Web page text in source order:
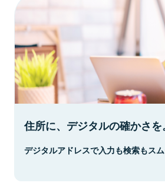
住所に、デジタルの確かさを
デジタルアドレスで入力も検索もスム